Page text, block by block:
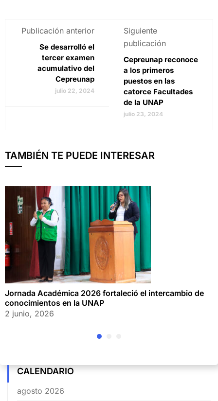
Publicación anterior
Se desarrolló el
tercer examen
acumulativo del
Cepreunap
julio 22, 2024
Siguiente
publicación
Cepreunap reconoce
a los primeros
puestos en las
catorce Facultades
de la UNAP
julio 23, 2024
TAMBIÉN TE PUEDE INTERESAR
Jornada Académica 2026 fortaleció el intercambio de
conocimientos en la UNAP
2 junio, 2026
CALENDARIO
agosto 2026